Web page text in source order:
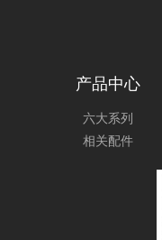
产品中心
六大系列
相关配件